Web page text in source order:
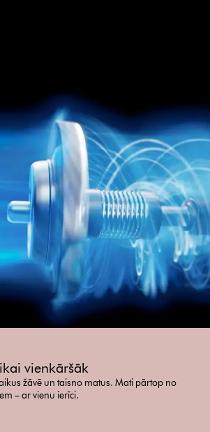
vienkāršāk
žāvē un taisno matus. Mati pārtop no
– ar vienu ierīci.